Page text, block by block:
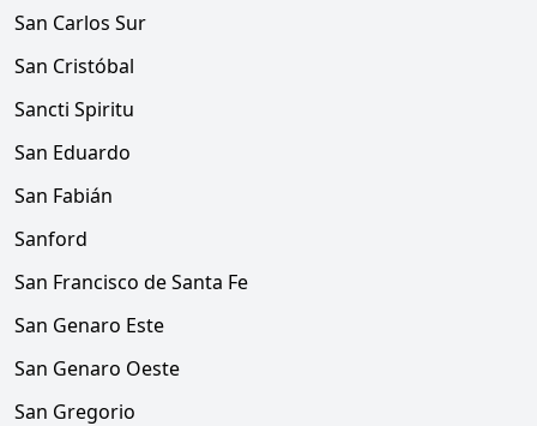
San Carlos Sur
San Cristóbal
Sancti Spiritu
San Eduardo
San Fabián
Sanford
San Francisco de Santa Fe
San Genaro Este
San Genaro Oeste
San Gregorio